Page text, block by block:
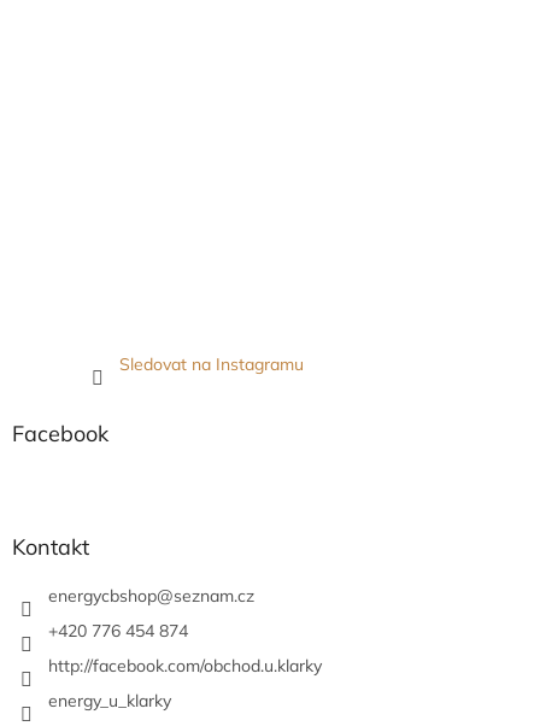
Sledovat na Instagramu
Facebook
Kontakt
energycbshop@seznam.cz
+420 776 454 874
http://facebook.com/obchod.u.klarky
energy_u_klarky